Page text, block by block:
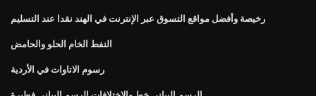
رخيصة وأفضل مواقع التسوق عبر الإنترنت في الهند نقدا عند التسليم
النفط الخام الحلو والحامض
رسوم الاتاوات في الأردية